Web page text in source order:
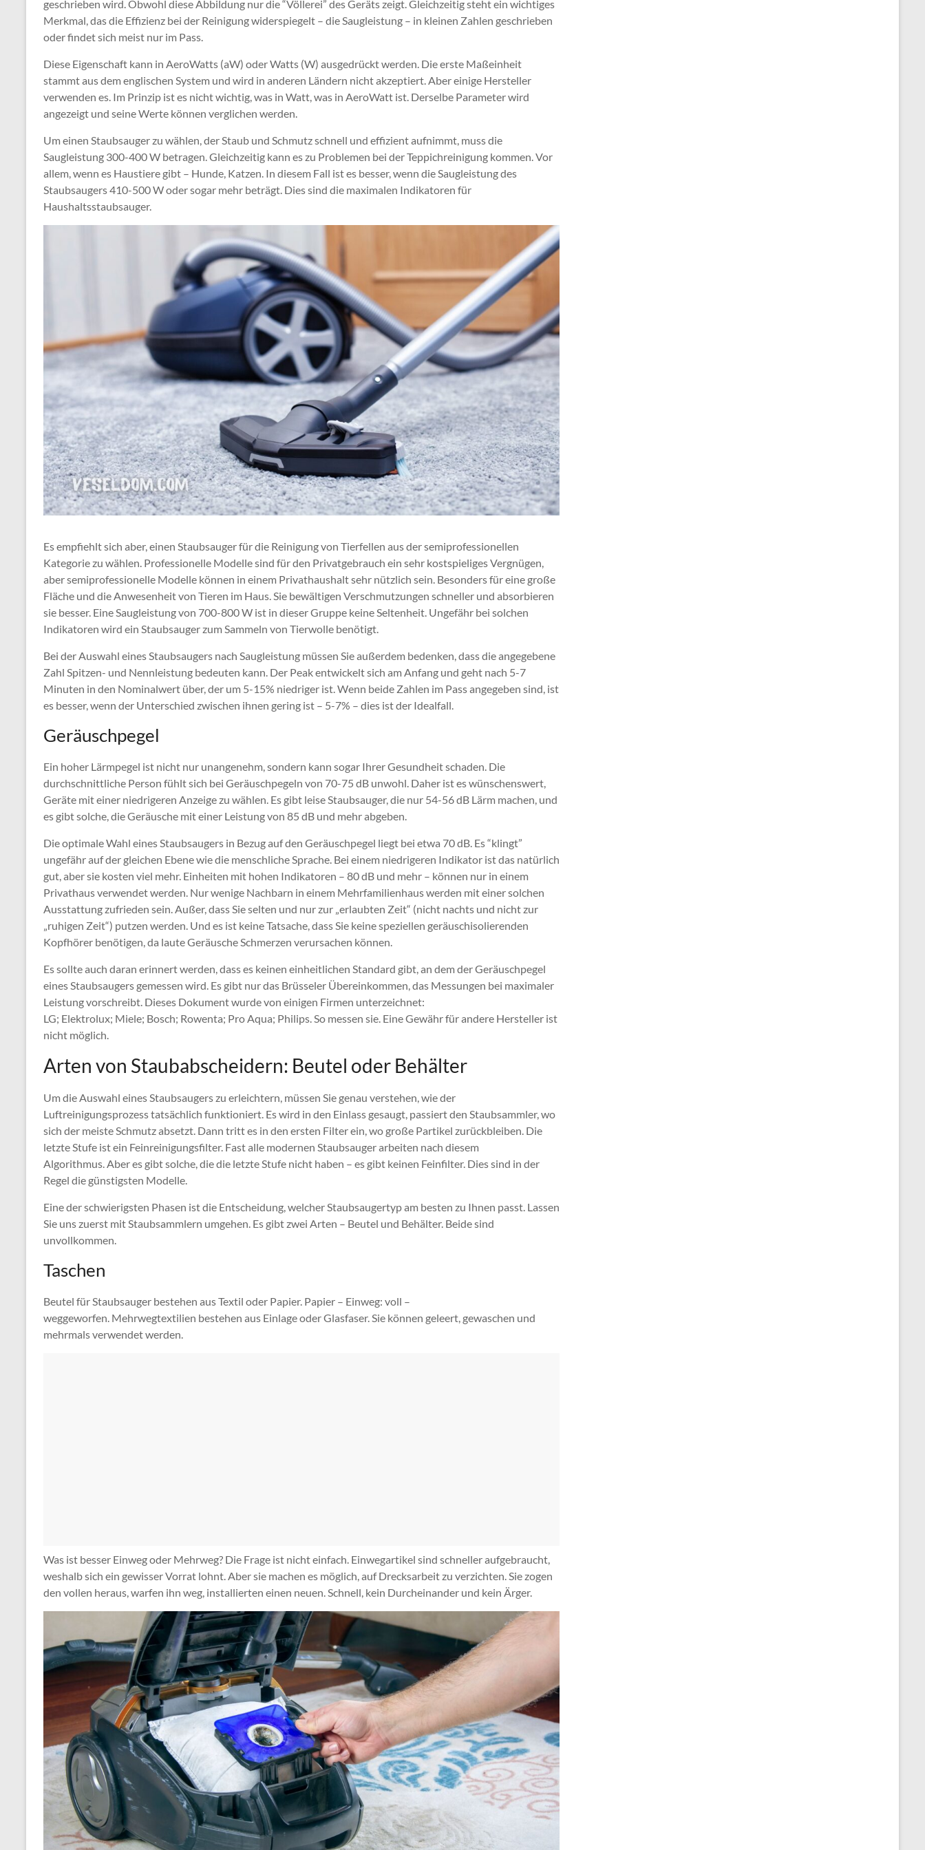
geschrieben wird. Obwohl diese Abbildung nur die “Völlerei” des Geräts zeigt. Gleichzeitig steht ein wichtiges
Merkmal, das die Effizienz bei der Reinigung widerspiegelt – die Saugleistung – in kleinen Zahlen geschrieben
oder findet sich meist nur im Pass.
Diese Eigenschaft kann in AeroWatts (aW) oder Watts (W) ausgedrückt werden. Die erste Maßeinheit
stammt aus dem englischen System und wird in anderen Ländern nicht akzeptiert. Aber einige Hersteller
verwenden es. Im Prinzip ist es nicht wichtig, was in Watt, was in AeroWatt ist. Derselbe Parameter wird
angezeigt und seine Werte können verglichen werden.
Um einen Staubsauger zu wählen, der Staub und Schmutz schnell und effizient aufnimmt, muss die
Saugleistung 300-400 W betragen. Gleichzeitig kann es zu Problemen bei der Teppichreinigung kommen. Vor
allem, wenn es Haustiere gibt – Hunde, Katzen. In diesem Fall ist es besser, wenn die Saugleistung des
Staubsaugers 410-500 W oder sogar mehr beträgt. Dies sind die maximalen Indikatoren für
Haushaltsstaubsauger.
Es empfiehlt sich aber, einen Staubsauger für die Reinigung von Tierfellen aus der semiprofessionellen
Kategorie zu wählen. Professionelle Modelle sind für den Privatgebrauch ein sehr kostspieliges Vergnügen,
aber semiprofessionelle Modelle können in einem Privathaushalt sehr nützlich sein. Besonders für eine große
Fläche und die Anwesenheit von Tieren im Haus. Sie bewältigen Verschmutzungen schneller und absorbieren
sie besser. Eine Saugleistung von 700-800 W ist in dieser Gruppe keine Seltenheit. Ungefähr bei solchen
Indikatoren wird ein Staubsauger zum Sammeln von Tierwolle benötigt.
Bei der Auswahl eines Staubsaugers nach Saugleistung müssen Sie außerdem bedenken, dass die angegebene
Zahl Spitzen- und Nennleistung bedeuten kann. Der Peak entwickelt sich am Anfang und geht nach 5-7
Minuten in den Nominalwert über, der um 5-15% niedriger ist. Wenn beide Zahlen im Pass angegeben sind, ist
es besser, wenn der Unterschied zwischen ihnen gering ist – 5-7% – dies ist der Idealfall.
Geräuschpegel
Ein hoher Lärmpegel ist nicht nur unangenehm, sondern kann sogar Ihrer Gesundheit schaden. Die
durchschnittliche Person fühlt sich bei Geräuschpegeln von 70-75 dB unwohl. Daher ist es wünschenswert,
Geräte mit einer niedrigeren Anzeige zu wählen. Es gibt leise Staubsauger, die nur 54-56 dB Lärm machen, und
es gibt solche, die Geräusche mit einer Leistung von 85 dB und mehr abgeben.
Die optimale Wahl eines Staubsaugers in Bezug auf den Geräuschpegel liegt bei etwa 70 dB. Es “klingt”
ungefähr auf der gleichen Ebene wie die menschliche Sprache. Bei einem niedrigeren Indikator ist das natürlich
gut, aber sie kosten viel mehr. Einheiten mit hohen Indikatoren – 80 dB und mehr – können nur in einem
Privathaus verwendet werden. Nur wenige Nachbarn in einem Mehrfamilienhaus werden mit einer solchen
Ausstattung zufrieden sein. Außer, dass Sie selten und nur zur „erlaubten Zeit“ (nicht nachts und nicht zur
„ruhigen Zeit“) putzen werden. Und es ist keine Tatsache, dass Sie keine speziellen geräuschisolierenden
Kopfhörer benötigen, da laute Geräusche Schmerzen verursachen können.
Es sollte auch daran erinnert werden, dass es keinen einheitlichen Standard gibt, an dem der Geräuschpegel
eines Staubsaugers gemessen wird. Es gibt nur das Brüsseler Übereinkommen, das Messungen bei maximaler
Leistung vorschreibt. Dieses Dokument wurde von einigen Firmen unterzeichnet:
LG; Elektrolux; Miele; Bosch; Rowenta; Pro Aqua; Philips. So messen sie. Eine Gewähr für andere Hersteller ist
nicht möglich.
Arten von Staubabscheidern: Beutel oder Behälter
Um die Auswahl eines Staubsaugers zu erleichtern, müssen Sie genau verstehen, wie der
Luftreinigungsprozess tatsächlich funktioniert. Es wird in den Einlass gesaugt, passiert den Staubsammler, wo
sich der meiste Schmutz absetzt. Dann tritt es in den ersten Filter ein, wo große Partikel zurückbleiben. Die
letzte Stufe ist ein Feinreinigungsfilter. Fast alle modernen Staubsauger arbeiten nach diesem
Algorithmus. Aber es gibt solche, die die letzte Stufe nicht haben – es gibt keinen Feinfilter. Dies sind in der
Regel die günstigsten Modelle.
Eine der schwierigsten Phasen ist die Entscheidung, welcher Staubsaugertyp am besten zu Ihnen passt. Lassen
Sie uns zuerst mit Staubsammlern umgehen. Es gibt zwei Arten – Beutel und Behälter. Beide sind
unvollkommen.
Taschen
Beutel für Staubsauger bestehen aus Textil oder Papier. Papier – Einweg: voll –
weggeworfen. Mehrwegtextilien bestehen aus Einlage oder Glasfaser. Sie können geleert, gewaschen und
mehrmals verwendet werden.
Was ist besser Einweg oder Mehrweg? Die Frage ist nicht einfach. Einwegartikel sind schneller aufgebraucht,
weshalb sich ein gewisser Vorrat lohnt. Aber sie machen es möglich, auf Drecksarbeit zu verzichten. Sie zogen
den vollen heraus, warfen ihn weg, installierten einen neuen. Schnell, kein Durcheinander und kein Ärger.